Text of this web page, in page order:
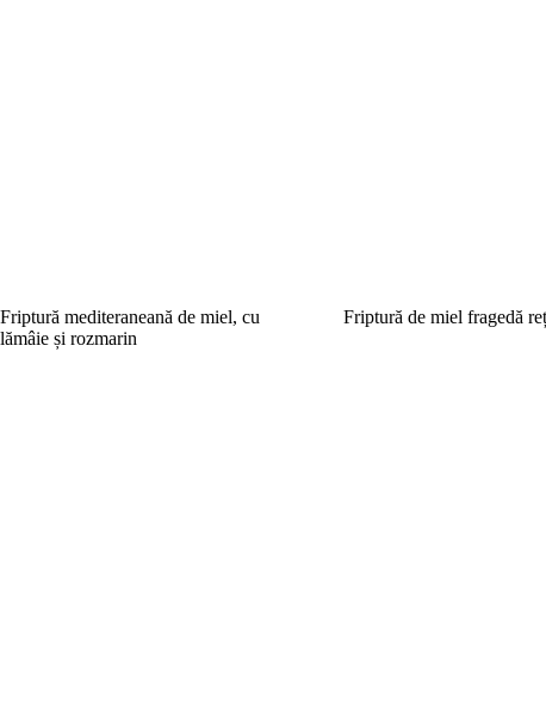
Friptură mediteraneană de miel, cu
lămâie și rozmarin
Friptură de miel fragedă